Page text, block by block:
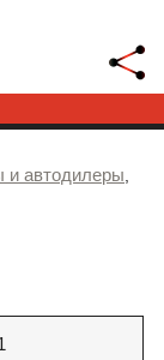
и автодилеры,